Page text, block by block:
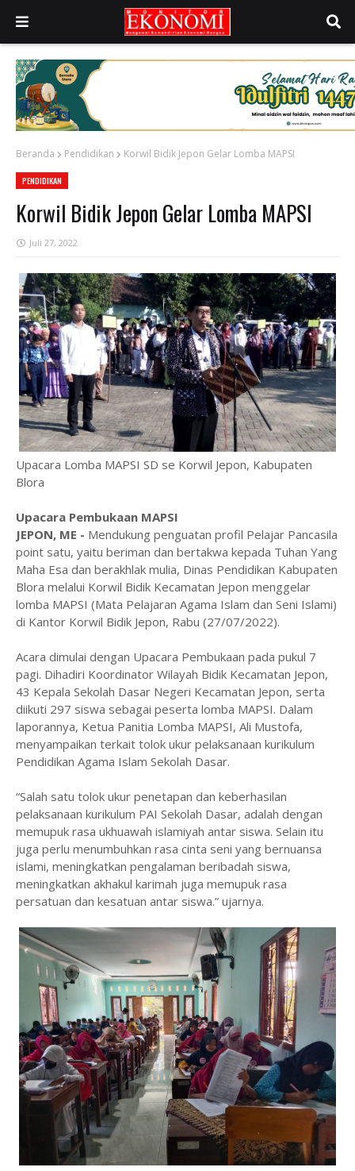
Beranda Pendidikan Korwil Bidik Jepon Gelar Lomba MAPSI
PENDIDIKAN
Korwil Bidik Jepon Gelar Lomba MAPSI
Juli 27, 2022
Upacara Lomba MAPSI SD se Korwil Jepon, Kabupaten
Blora
Upacara Pembukaan MAPSI
JEPON, ME - Mendukung penguatan profil Pelajar Pancasila
point satu, yaitu beriman dan bertakwa kepada Tuhan Yang
Maha Esa dan berakhlak mulia, Dinas Pendidikan Kabupaten
Blora melalui Korwil Bidik Kecamatan Jepon menggelar
lomba MAPSI (Mata Pelajaran Agama Islam dan Seni Islami)
di Kantor Korwil Bidik Jepon, Rabu (27/07/2022).
Acara dimulai dengan Upacara Pembukaan pada pukul 7
pagi. Dihadiri Koordinator Wilayah Bidik Kecamatan Jepon,
43 Kepala Sekolah Dasar Negeri Kecamatan Jepon, serta
diikuti 297 siswa sebagai peserta lomba MAPSI. Dalam
laporannya, Ketua Panitia Lomba MAPSI, Ali Mustofa,
menyampaikan terkait tolok ukur pelaksanaan kurikulum
Pendidikan Agama Islam Sekolah Dasar.
“Salah satu tolok ukur penetapan dan keberhasilan
pelaksanaan kurikulum PAI Sekolah Dasar, adalah dengan
memupuk rasa ukhuawah islamiyah antar siswa. Selain itu
juga perlu menumbuhkan rasa cinta seni yang bernuansa
islami, meningkatkan pengalaman beribadah siswa,
meningkatkan akhakul karimah juga memupuk rasa
persatuan dan kesatuan antar siswa.” ujarnya.